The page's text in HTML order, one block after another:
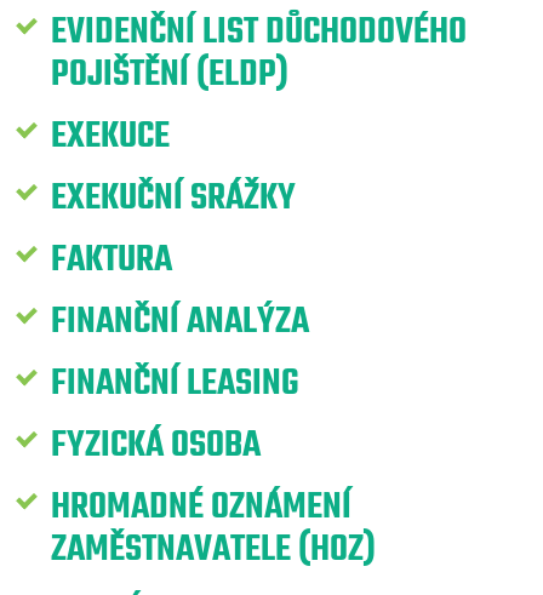
EVIDENČNÍ LIST DŮCHODOVÉHO
POJIŠTĚNÍ (ELDP)
EXEKUCE
EXEKUČNÍ SRÁŽKY
FAKTURA
FINANČNÍ ANALÝZA
FINANČNÍ LEASING
FYZICKÁ OSOBA
HROMADNÉ OZNÁMENÍ
ZAMĚSTNAVATELE (HOZ)